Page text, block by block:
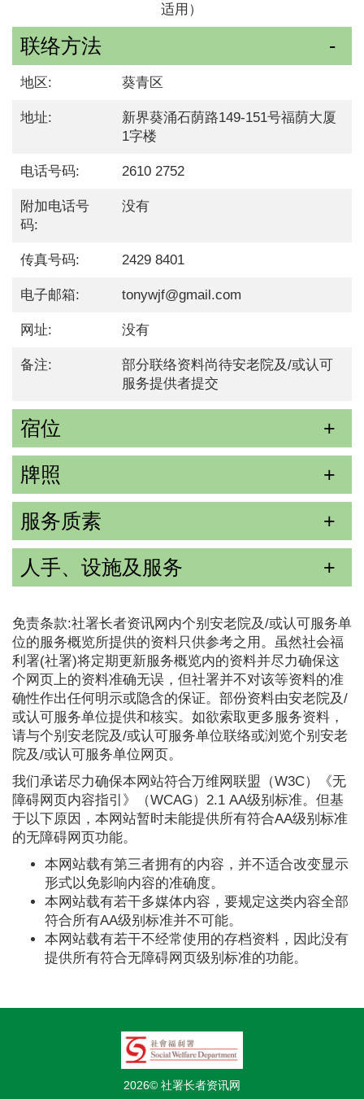
适用）
联络方法
地区: 葵青区
地址:
新界葵涌石荫路149-151号福荫大厦
1字楼
电话号码: 2610 2752
附加电话号
码:
没有
传真号码: 2429 8401
电子邮箱: tonywjf@gmail.com
网址: 没有
备注:
部分联络资料尚待安老院及/或认可
服务提供者提交
宿位
牌照
服务质素
人手、设施及服务
免责条款:社署长者资讯网内个别安老院及/或认可服务单
位的服务概览所提供的资料只供参考之用。虽然社会福
利署(社署)将定期更新服务概览内的资料并尽力确保这
个网页上的资料准确无误，但社署并不对该等资料的准
确性作出任何明示或隐含的保证。部份资料由安老院及/
或认可服务单位提供和核实。如欲索取更多服务资料，
请与个别安老院及/或认可服务单位联络或浏览个别安老
院及/或认可服务单位网页。
我们承诺尽力确保本网站符合万维网联盟（W3C）《无
障碍网页内容指引》（WCAG）2.1 AA级别标准。但基
于以下原因，本网站暂时未能提供所有符合AA级别标准
的无障碍网页功能。
本网站载有第三者拥有的内容，并不适合改变显示
形式以免影响内容的准确度。
本网站载有若干多媒体内容，要规定这类内容全部
符合所有AA级别标准并不可能。
本网站载有若干不经常使用的存档资料，因此没有
提供所有符合无障碍网页级别标准的功能。
2026© 社署长者资讯网